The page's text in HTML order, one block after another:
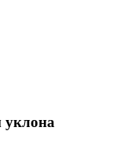
уклона